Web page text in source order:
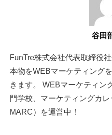
谷田
FunTre株式会社代表取締役
本物をWEBマーケティング
きます。 WEBマーケティン
門学校、マーケティングカ
MARC）を運営中！